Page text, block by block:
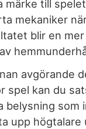
märke till
mekaniker
blir en
avgörande
spel kan du
belysning som
upp högtalare